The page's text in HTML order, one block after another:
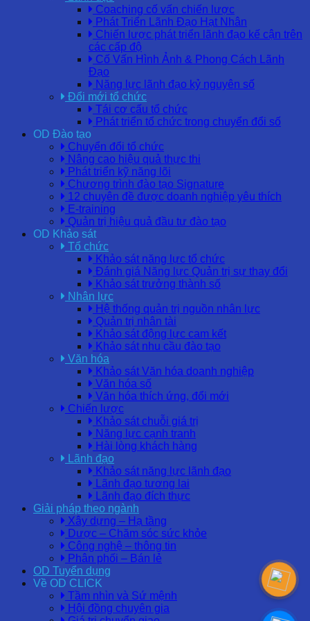
Coaching cố vấn chiến lược
Phát Triển Lãnh Đạo Hạt Nhân
Chiến lược phát triển lãnh đạo kế cận trên
các cấp độ
Cố Vấn Hình Ảnh & Phong Cách Lãnh
Đạo
Năng lực lãnh đạo kỷ nguyên số
Đổi mới tổ chức
Tái cơ cấu tổ chức
Phát triển tổ chức trong chuyển đổi số
OD Đào tạo
Chuyển đổi tổ chức
Nâng cao hiệu quả thực thi
Phát triển kỹ năng lõi
Chương trình đào tạo Signature
12 chuyên đề được doanh nghiệp yêu thích
E-training
Quản trị hiệu quả đầu tư đào tạo
OD Khảo sát
Tổ chức
Khảo sát năng lực tổ chức
Đánh giá Năng lực Quản trị sự thay đổi
Khảo sát trưởng thành số
Nhân lực
Hệ thống quản trị nguồn nhân lực
Quản trị nhân tài
Khảo sát động lực cam kết
Khảo sát nhu cầu đào tạo
Văn hóa
Khảo sát Văn hóa doanh nghiệp
Văn hóa số
Văn hóa thích ứng, đổi mới
Chiến lược
Khảo sát chuỗi giá trị
Năng lực cạnh tranh
Hài lòng khách hàng
Lãnh đạo
Khảo sát năng lực lãnh đạo
Lãnh đạo tương lai
Lãnh đạo đích thực
Giải pháp theo ngành
Xây dựng – Hạ tầng
Dược – Chăm sóc sức khỏe
Công nghệ – thông tin
Phân phối – Bán lẻ
OD Tuyển dụng
Về OD CLICK
Tầm nhìn và Sứ mệnh
Hội đồng chuyên gia